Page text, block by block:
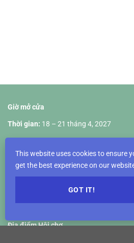
Giờ mở cửa
Thời gian: 18 – 21 tháng 4, 2027
Ngày 19 tháng 4: 09:00 – 18:00
Ngày 20 tháng 4: 09:00 – 18:00
Ngày 21 tháng 4: 09:00 – 17:00
Địa điểm Hội chợ
This website uses cookies to ensure
get the best experience on our
GOT IT!